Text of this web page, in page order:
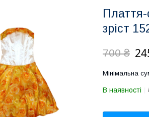
зріст
700 ₴
Мінімальна
В наявності